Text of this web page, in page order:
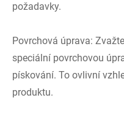
požadavky.
Povrchová úprava:
speciální povrchovou
pískování. To ovlivní
produktu.